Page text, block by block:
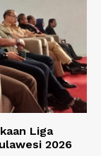
Liga
2026